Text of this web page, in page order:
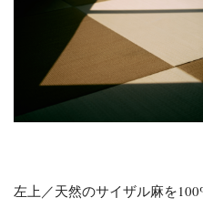
左上／天然のサイザル麻を